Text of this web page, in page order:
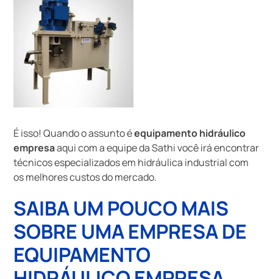
É isso! Quando o assunto éequipamento hidráulico
empresaaqui com a equipe da Sathi você irá encontrar
técnicos especializados em hidráulica industrial com
os melhores custos do mercado.
SAIBA UM POUCO MAIS
SOBRE UMA EMPRESA DE
EQUIPAMENTO